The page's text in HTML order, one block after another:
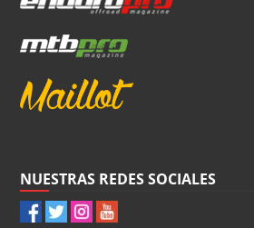
NUESTRAS REDES SOCIALES